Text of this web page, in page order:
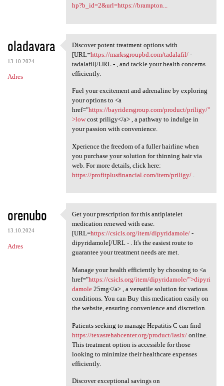
hp?b_id=2&url=https://brampton...
oladavara
13.10.2024
Adres
Discover potent treatment
Discover potent treatment options with
[URL=https://marksgroupbd.com/tadalafil/-
tadalafil[/URL - , and tackle your health concerns
efficiently.
Fuel your excitement and adrenaline by exploring
your options to <a
href="https://bayridersgroup.com/product/priligy/"
>lowcost priligy</a> , a pathway to indulge in
your passion with convenience.
Xperience the freedom of a fuller hairline when
you purchase your solution for thinning hair via
web. For more details, click here:
https://profitplusfinancial.com/item/priligy/.
orenubo
13.10.2024
Adres
Get your prescription for
Get your prescription for this antiplatelet
medication renewed with ease.
[URL=https://csicls.org/item/dipyridamole/-
dipyridamole[/URL - . It's the easiest route to
guarantee your treatment needs are met.
Manage your health efficiently by choosing to <a
href="https://csicls.org/item/dipyridamole/">dipyri
damole25mg</a> , a versatile solution for various
conditions. You can Buy this medication easily on
the website, ensuring convenience and discretion.
Patients seeking to manage Hepatitis C can find
https://texasrehabcenter.org/product/lasix/online.
This treatment option is accessible for those
looking to minimize their healthcare expenses
efficiently.
Discover exceptional savings on